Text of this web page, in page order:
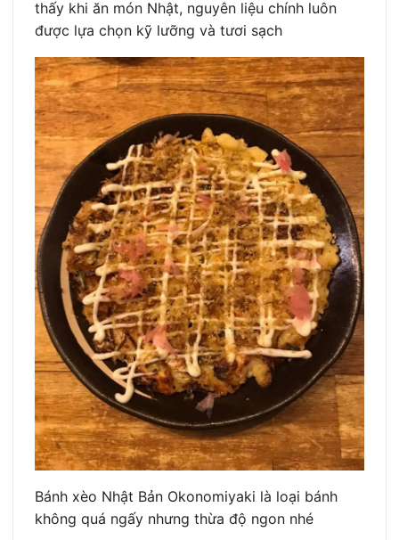
thấy khi ăn món Nhật, nguyên liệu chính luôn
được lựa chọn kỹ lưỡng và tươi sạch
Bánh xèo Nhật Bản Okonomiyaki là loại bánh
không quá ngấy nhưng thừa độ ngon nhé